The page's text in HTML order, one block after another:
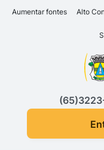
Seção
Ir para o
Ir para o
Aumentar fontes Alto
Seção